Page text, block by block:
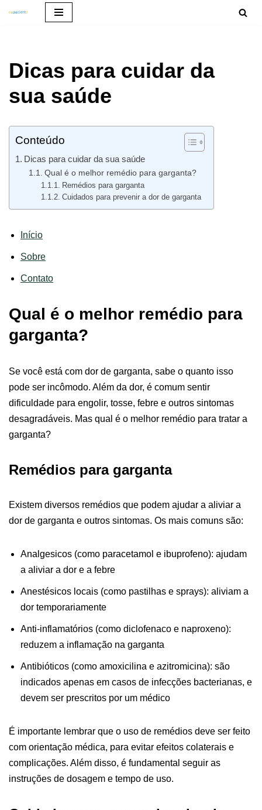
o
conteúdo
Dicas para cuidar da
sua saúde
Conteúdo
Dicas para cuidar da sua saúde
Qual é o melhor remédio para garganta?
Remédios para garganta
Cuidados para prevenir a dor de garganta
Início
Sobre
Contato
Qual é o melhor remédio para
garganta?
Se você está com dor de garganta, sabe o quanto isso
pode ser incômodo. Além da dor, é comum sentir
dificuldade para engolir, tosse, febre e outros sintomas
desagradáveis. Mas qual é o melhor remédio para tratar a
garganta?
Remédios para garganta
Existem diversos remédios que podem ajudar a aliviar a
dor de garganta e outros sintomas. Os mais comuns são:
Analgesicos (como paracetamol e ibuprofeno): ajudam
a aliviar a dor e a febre
Anestésicos locais (como pastilhas e sprays): aliviam a
dor temporariamente
Anti-inflamatórios (como diclofenaco e naproxeno):
reduzem a inflamação na garganta
Antibióticos (como amoxicilina e azitromicina): são
indicados apenas em casos de infecções bacterianas, e
devem ser prescritos por um médico
É importante lembrar que o uso de remédios deve ser feito
com orientação médica, para evitar efeitos colaterais e
complicações. Além disso, é fundamental seguir as
instruções de dosagem e tempo de uso.